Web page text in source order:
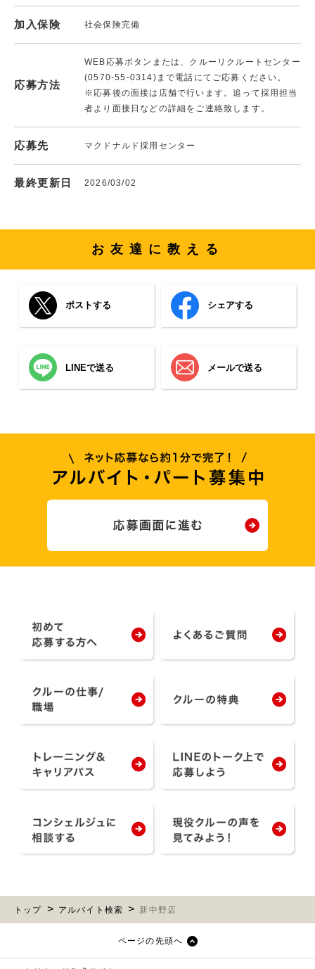
加入保険 社会保険完備
応募方法
WEB応募ボタンまたは、クルーリクルートセンター
(0570-55-0314)まで電話にてご応募ください。
※応募後の面接は店舗で行います。追って採用担当
者より面接日などの詳細をご連絡致します。
応募先 マクドナルド採用センター
最終更新日 2026/03/02
お友達に教える
ポストする シェアする
LINEで送る メールで送る
トップ アルバイト検索 新中野店
ページの先頭へ